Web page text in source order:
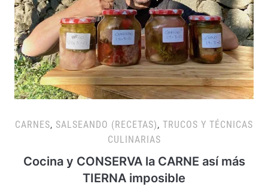
CARNES, SALSEANDO (RECETAS), TRUCOS Y TÉCNICAS
CULINARIAS
Cocina y CONSERVA la CARNE así más
TIERNA imposible